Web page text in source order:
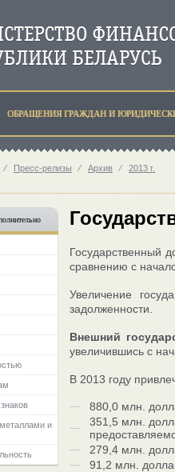
ОБРАЩЕНИЯ ГРАЖДАН И
⁄ Пресс-релизы ⁄ Архив ⁄ 2013 г.
и
Государственный
сравнению с
Увеличение
задолженности.
Внешний
увеличившись с
В 2013 году
880,0 млн.
351,5 млн.
279,4 млн.
91,2 млн.